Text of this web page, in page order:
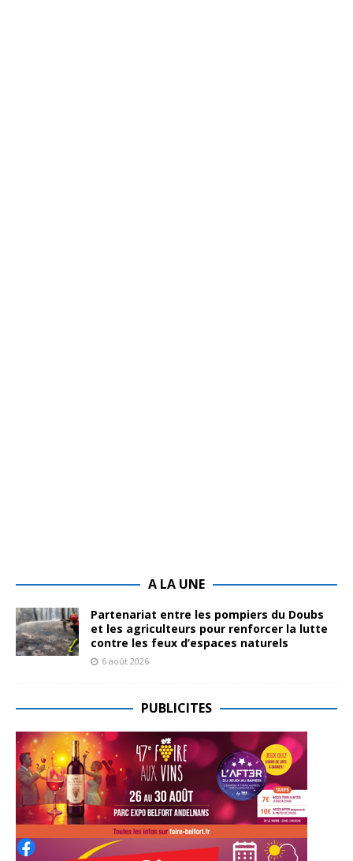
A LA UNE
Partenariat entre les pompiers du Doubs
et les agriculteurs pour renforcer la lutte
contre les feux d’espaces naturels
6 août 2026
PUBLICITES